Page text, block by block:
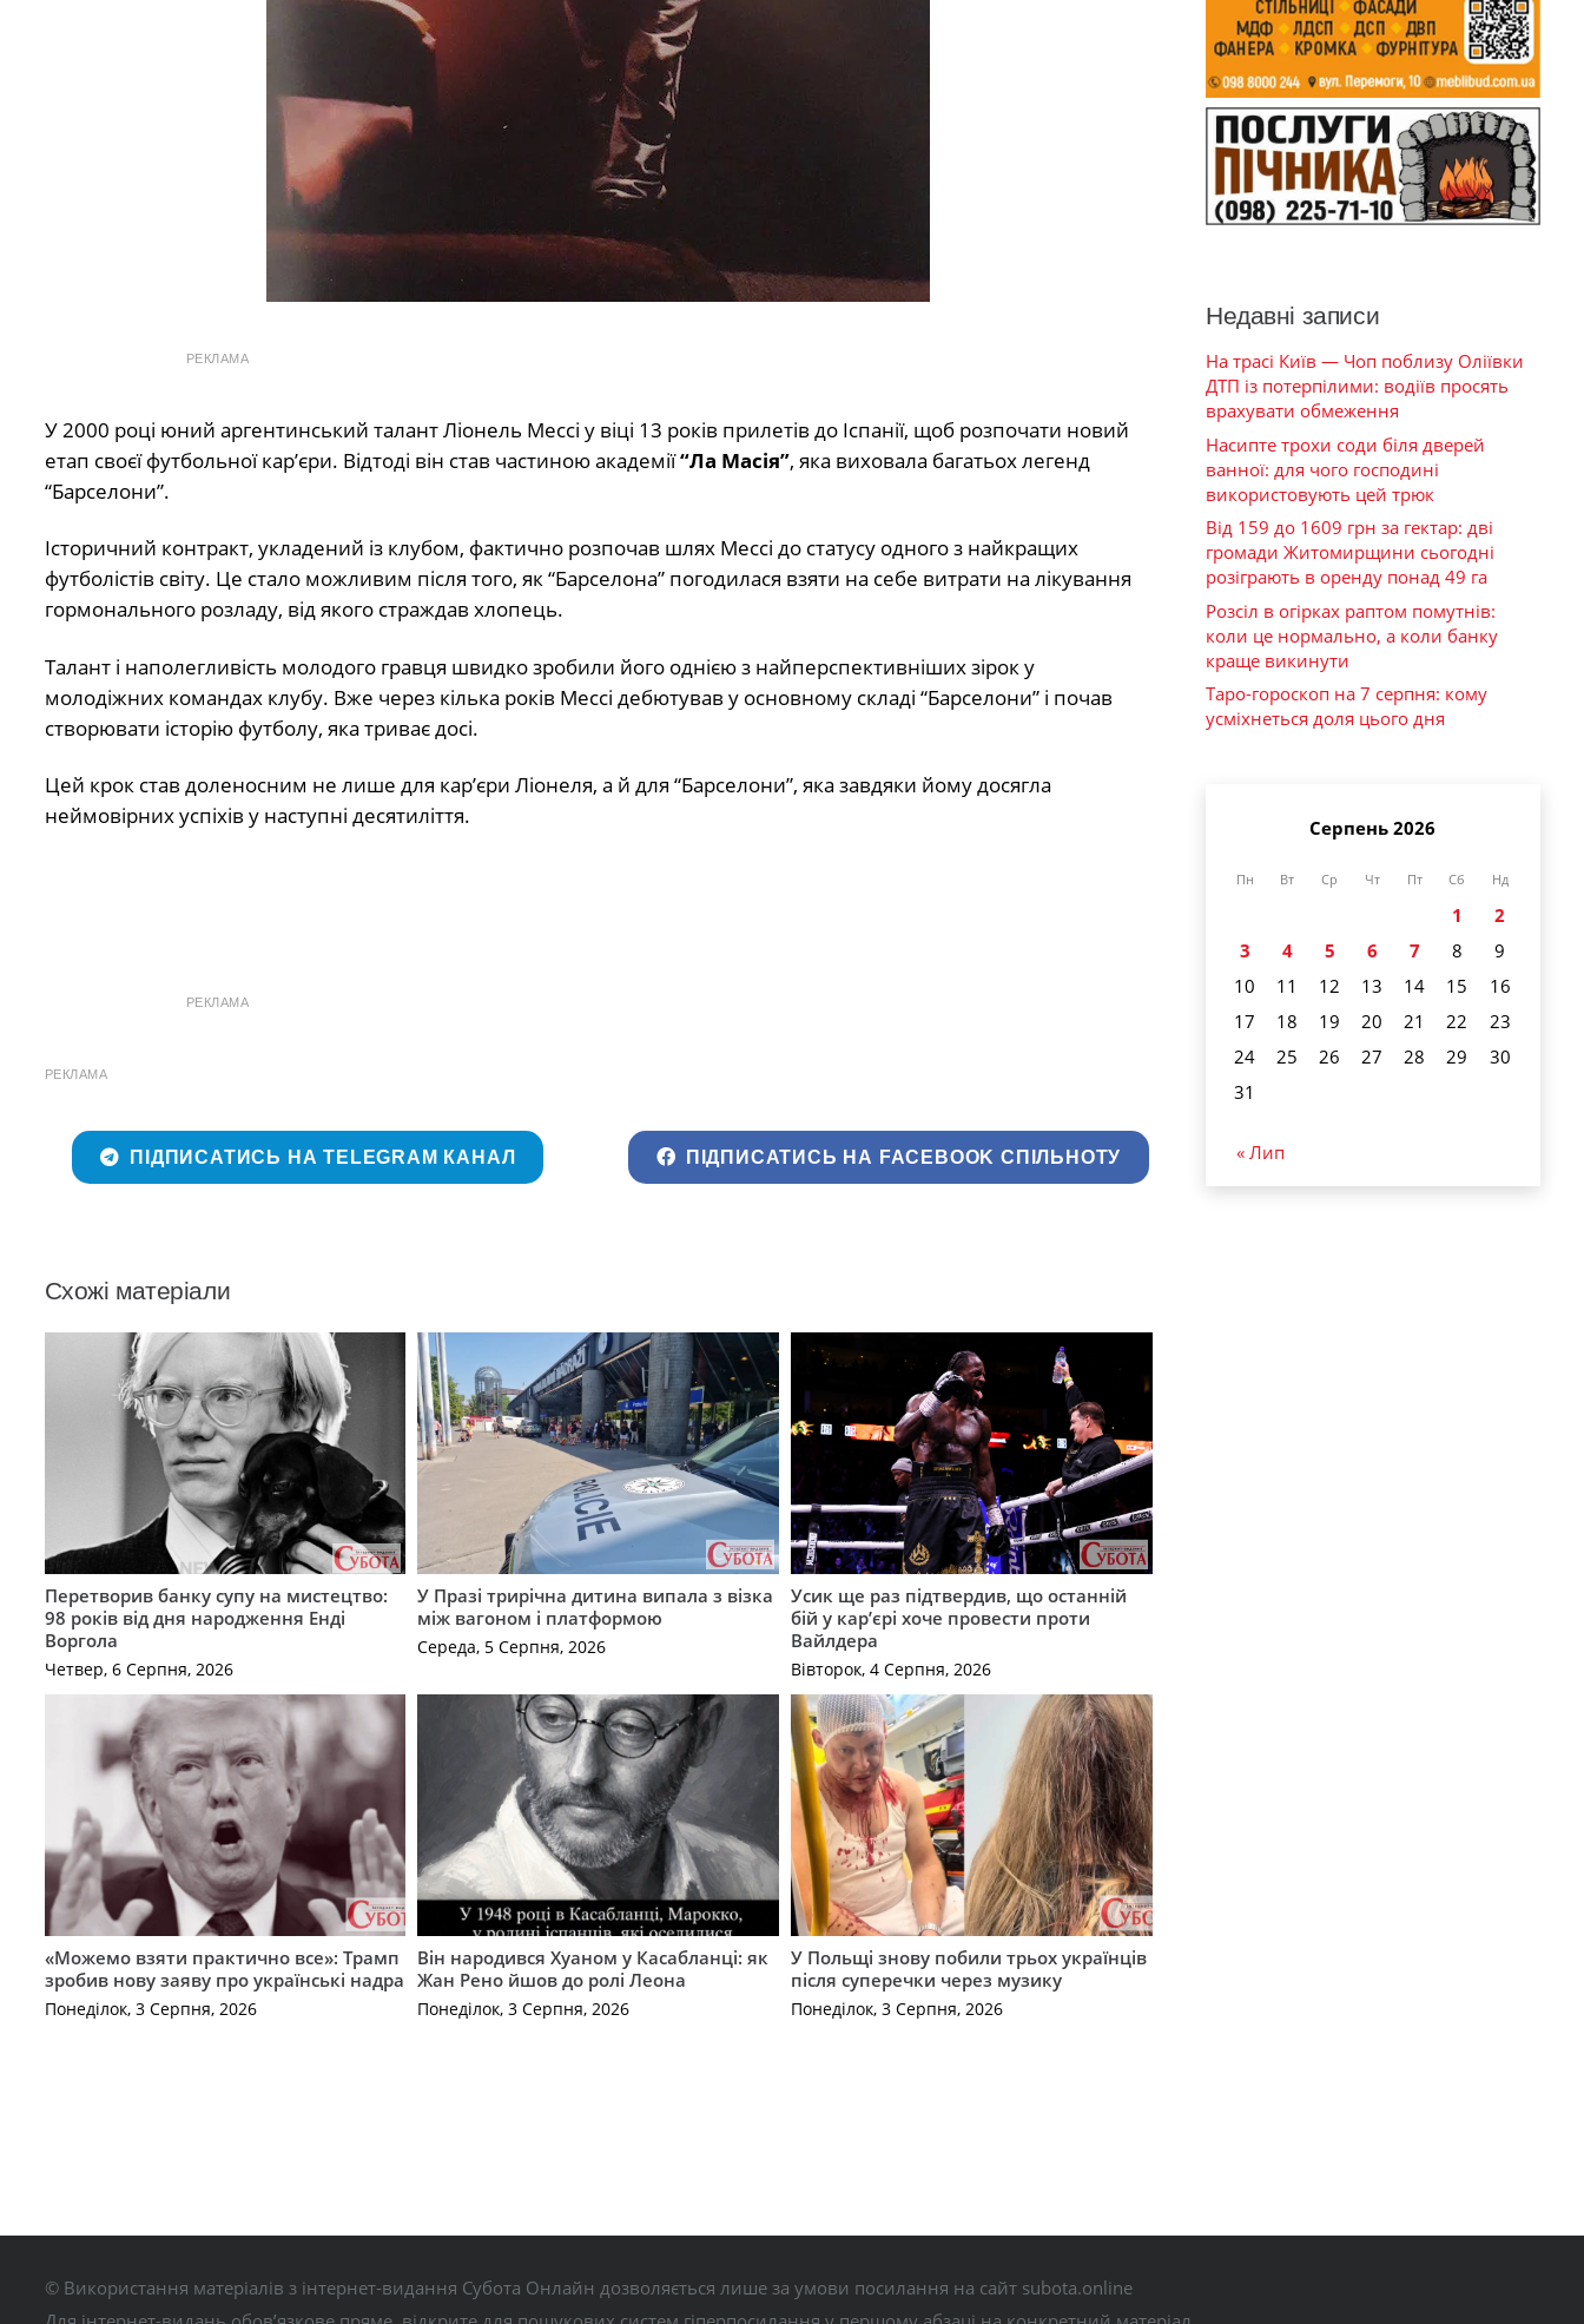
РЕКЛАМА
У 2000 році юний аргентинський талант Ліонель Мессі у віці 13 років прилетів до Іспанії, щоб розпочати новий
етап своєї футбольної кар’єри. Відтоді він став частиною академії“Ла Масія”, яка виховала багатьох легенд
“Барселони”.
Історичний контракт, укладений із клубом, фактично розпочав шлях Мессі до статусу одного з найкращих
футболістів світу. Це стало можливим після того, як “Барселона” погодилася взяти на себе витрати на лікування
гормонального розладу, від якого страждав хлопець.
Талант і наполегливість молодого гравця швидко зробили його однією з найперспективніших зірок у
молодіжних командах клубу. Вже через кілька років Мессі дебютував у основному складі “Барселони” і почав
створювати історію футболу, яка триває досі.
Цей крок став доленосним не лише для кар’єри Ліонеля, а й для “Барселони”, яка завдяки йому досягла
неймовірних успіхів у наступні десятиліття.
РЕКЛАМА
РЕКЛАМА
ПІДПИСАТИСЬ НА TELEGRAM КАНАЛ ПІДПИСАТИСЬ НА FACEBOOK СПІЛЬНОТУ
Схожі матеріали
Перетворив банку супу на мистецтво:
98 років від дня народження Енді
Воргола
Четвер, 6 Серпня, 2026
У Празі трирічна дитина випала з візка
між вагоном і платформою
Середа, 5 Серпня, 2026
Усик ще раз підтвердив, що останній
бій у кар’єрі хоче провести проти
Вайлдера
Вівторок, 4 Серпня, 2026
«Можемо взяти практично все»: Трамп
зробив нову заяву про українські надра
Понеділок, 3 Серпня, 2026
Він народився Хуаном у Касабланці: як
Жан Рено йшов до ролі Леона
Понеділок, 3 Серпня, 2026
У Польщі знову побили трьох українців
після суперечки через музику
Понеділок, 3 Серпня, 2026
Недавні записи
На трасі Київ — Чоп поблизу Оліївки
ДТП із потерпілими: водіїв просять
врахувати обмеження
Насипте трохи соди біля дверей
ванної: для чого господині
використовують цей трюк
Від 159 до 1609 грн за гектар: дві
громади Житомирщини сьогодні
розіграють в оренду понад 49 га
Розсіл в огірках раптом помутнів:
коли це нормально, а коли банку
краще викинути
Таро-гороскоп на 7 серпня: кому
усміхнеться доля цього дня
Серпень 2026
Пн Вт Ср Чт Пт Сб Нд
1
2
3
4 5 6 7 8
9
10
11 12 13 14 15
16
17
18 19 20 21 22
23
24
25 26 27 28 29
30
31
« Лип
© Використання матеріалів з інтернет-видання Субота Онлайн дозволяється лише за умови посилання на сайт subota.online